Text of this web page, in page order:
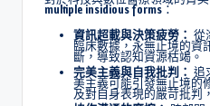
multiple insidious forms：
資訊超載與決策疲勞： 從
臨床數據，永無止境的資
斷，導致認知資源枯竭。
完美主義與自我批判： 追
美主義可能引發無止境的
及對自身表現的嚴苛批判